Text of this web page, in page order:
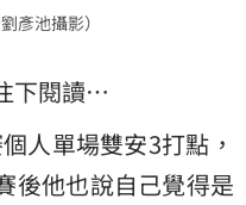
彥池攝影）
下閱讀…
人單場雙安3打點，
後他也說自己覺得是